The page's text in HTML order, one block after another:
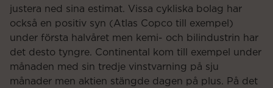
justera ned sina estimat. Vissa cykliska bolag har
också en positiv syn (Atlas Copco till exempel)
under första halvåret men kemi- och bilindustrin har
det desto tyngre. Continental kom till exempel under
månaden med sin tredje vinstvarning på sju
månader men aktien stängde dagen på plus. På det